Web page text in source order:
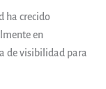
ha crecido
en
de visibilidad para